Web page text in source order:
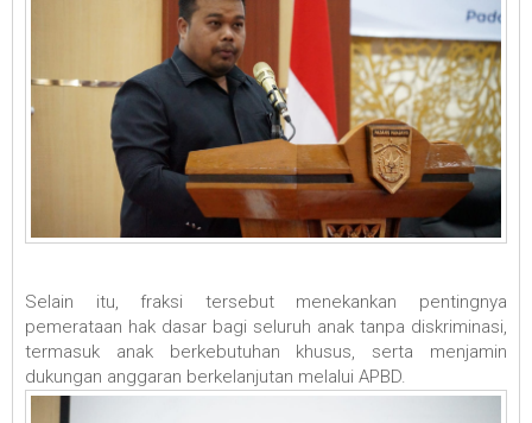
Selain itu, fraksi tersebut menekankan pentingnya
pemerataan hak dasar bagi seluruh anak tanpa diskriminasi,
termasuk anak berkebutuhan khusus, serta menjamin
dukungan anggaran berkelanjutan melalui APBD.